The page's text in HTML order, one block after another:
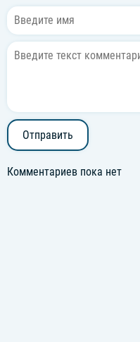
Отправить
Комментариев пока нет